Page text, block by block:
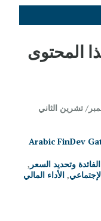
المحتوى
تشرين الثاني
Arabic FinDev
وتحديد السعر ,
, الأداء المالي